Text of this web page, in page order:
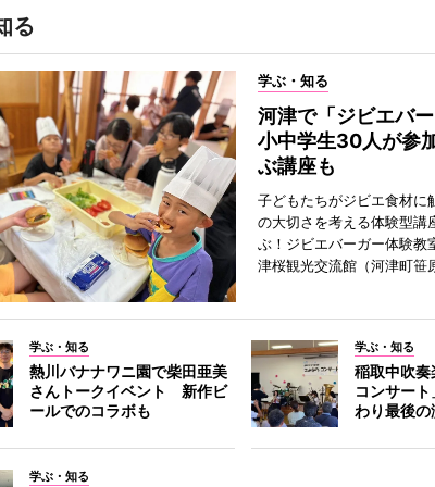
る
学ぶ・知る
河津で「ジビエバ
小中学生30人が参
ぶ講座も
子どもたちがジビエ食材に
の大切さを考える体験型講
ぶ！ジビエバーガー体験教
津桜観光交流館（河津町笹
学ぶ・知る
熱川バナナワニ園で柴田亜美
さんトークイベント 新作ビ
ールでのコラボも
学ぶ・知る
稲取中吹
コンサー
わり最後の
学ぶ・知る